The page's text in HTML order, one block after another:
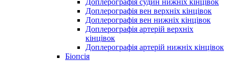
Доплерографія судин нижніх кінцівок
Доплерографія вен верхніх кінцівок
Доплерографія вен нижніх кінцівок
Доплерографія артерій верхніх
кінцівок
Доплерографія артерій нижніх кінцівок
Біопсія